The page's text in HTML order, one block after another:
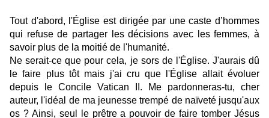
Tout d'abord, l'Église est dirigée par une caste d’hommes
qui refuse de partager les décisions avec les femmes, à
savoir plus de la moitié de l'humanité.
Ne serait-ce que pour cela, je sors de l'Église. J'aurais dû
le faire plus tôt mais j'ai cru que l'Église allait évoluer
depuis le Concile Vatican II. Me pardonneras-tu, cher
auteur, l'idéal de ma jeunesse trempé de naïveté jusqu'aux
os ? Ainsi, seul le prêtre a pouvoir de faire tomber Jésus